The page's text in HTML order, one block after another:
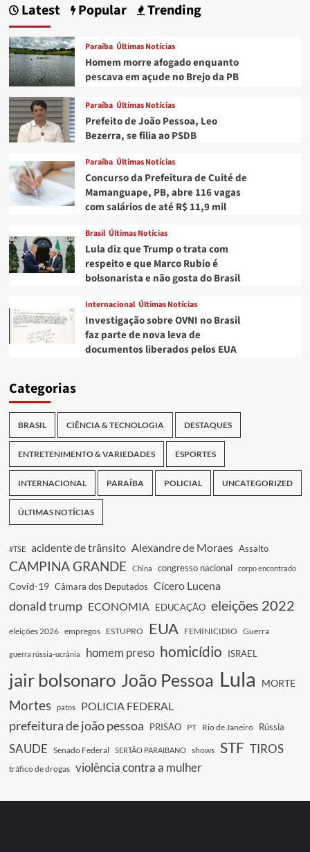
passa
médico
e
rouba
R$
mil
de
pai
de
internada
Latest Popular Trending
Paraíba Últimas Notícias
Homem morre afogado enquanto
pescava em açude no Brejo da PB
Paraíba Últimas Notícias
Prefeito de João Pessoa, Leo
Bezerra, se filia ao PSDB
Paraíba Últimas Notícias
Concurso da Prefeitura de Cuité de
Mamanguape, PB, abre 116 vagas
com salários de até R$ 11,9 mil
Brasil Últimas Notícias
Lula diz que Trump o trata com
respeito e que Marco Rubio é
bolsonarista e não gosta do Brasil
Internacional Últimas Notícias
Investigação sobre OVNI no Brasil
faz parte de nova leva de
documentos liberados pelos EUA
Categorias
BRASIL CIÊNCIA & TECNOLOGIA DESTAQUES
ENTRETENIMENTO & VARIEDADES ESPORTES
INTERNACIONAL PARAÍBA POLICIAL UNCATEGORIZED
ÚLTIMAS NOTÍCIAS
#TSE acidente de trânsito Alexandre de Moraes Assalto
CAMPINA GRANDE China congresso nacional corpo encontrado
Covid-19 Câmara dos Deputados Cícero Lucena
donald trump ECONOMIA EDUCAÇÃO eleições 2022
eleições 2026 empregos ESTUPRO EUA FEMINICIDIO Guerra
guerra rússia-ucrânia homem preso homicídio ISRAEL
jair bolsonaro João Pessoa Lula MORTE
Mortes patos POLICIA FEDERAL
prefeitura de joão pessoa PRISÃO PT Rio de Janeiro Rússia
SAUDE Senado Federal SERTÃO PARAIBANO shows STF TIROS
tráfico de drogas violência contra a mulher